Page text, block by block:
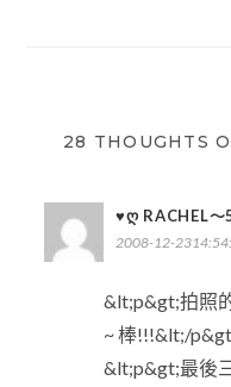
28 THOUGHTS
♥Ღ RACHEL
2008-12-
&lt;p&gt;拍照
~ 棒!!!&lt;/
&lt;p&gt;最後